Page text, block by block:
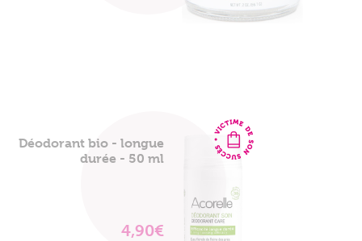
Déodorant bio - longue
durée - 50 ml
4,90€
VOIR